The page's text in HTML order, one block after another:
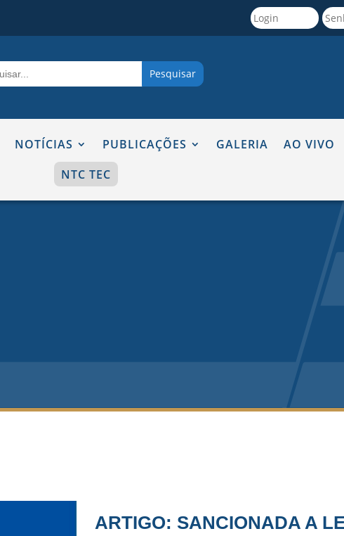
NOTÍCIAS PUBLICAÇÕES GALERIA AO VIVO
NTC TEC
ARTIGO: SANCIONADA A